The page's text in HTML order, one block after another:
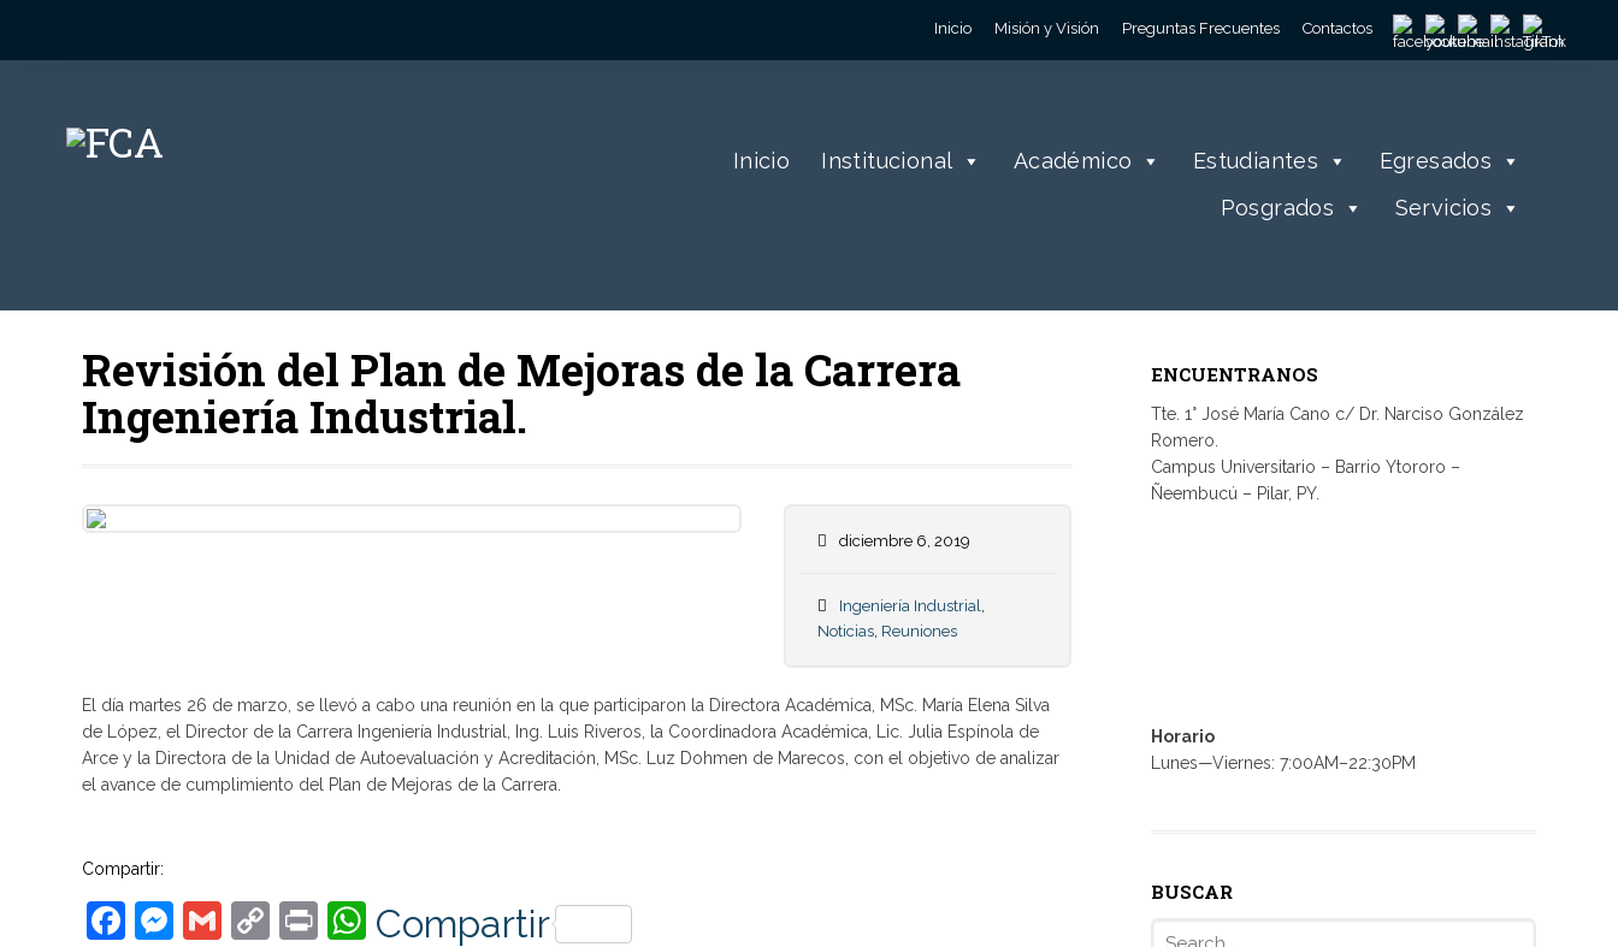
Inicio Misión y Visión Preguntas Frecuentes Contactos
Inicio Institucional Académico Estudiantes
Egresados
Posgrados
Servicios
Revisión del Plan de Mejoras de la Carrera
Ingeniería Industrial.
diciembre 6, 2019
Ingeniería Industrial,
Noticias, Reuniones
El día martes 26 de marzo, se llevó a cabo una reunión en la que participaron la Directora Académica, MSc. María Elena Silva
de López, el Director de la Carrera Ingeniería Industrial, Ing. Luis Riveros, la Coordinadora Académica, Lic. Julia Espínola de
Arce y la Directora de la Unidad de Autoevaluación y Acreditación, MSc. Luz Dohmen de Marecos, con el objetivo de analizar
el avance de cumplimiento del Plan de Mejoras de la Carrera.
Compartir:
Facebook
Messenger
GmailCopyPrintWhatsApp
Compartir
ENCUENTRANOS
Tte. 1° José María Cano c/ Dr. Narciso González
Romero.
Campus Universitario – Barrio Ytororo –
Ñeembucú – Pilar, PY.
Horario
Lunes—Viernes: 7:00AM–22:30PM
BUSCAR